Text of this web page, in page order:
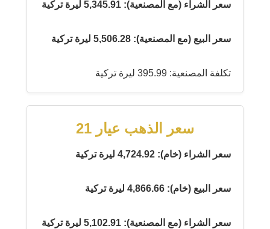
سعر الشراء (مع المصنعية): 5,345.91 ليرة تركية
سعر البيع (مع المصنعية): 5,506.28 ليرة تركية
تكلفة المصنعية: 395.99 ليرة تركية
سعر الذهب عيار 21
سعر الشراء (خام): 4,724.92 ليرة تركية
سعر البيع (خام): 4,866.66 ليرة تركية
سعر الشراء (مع المصنعية): 5,102.91 ليرة تركية